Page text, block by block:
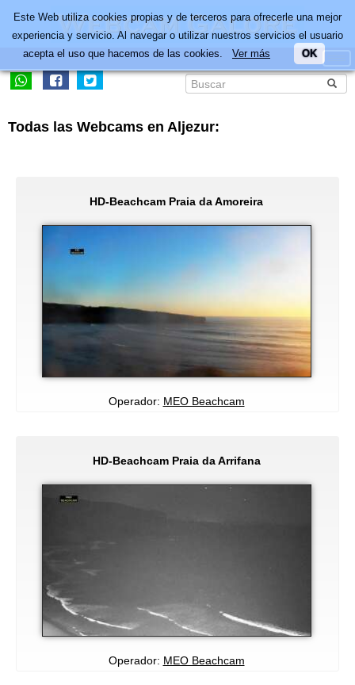
Todas las Webcams en Aljezur:
HD-Beachcam Praia da Amoreira
Operador: MEO Beachcam
HD-Beachcam Praia da Arrifana
Operador: MEO Beachcam
Este Web utiliza cookies propias y de terceros para ofrecerle una mejor
experiencia y servicio. Al navegar o utilizar nuestros servicios el usuario
acepta el uso que hacemos de las cookies. Ver más OK